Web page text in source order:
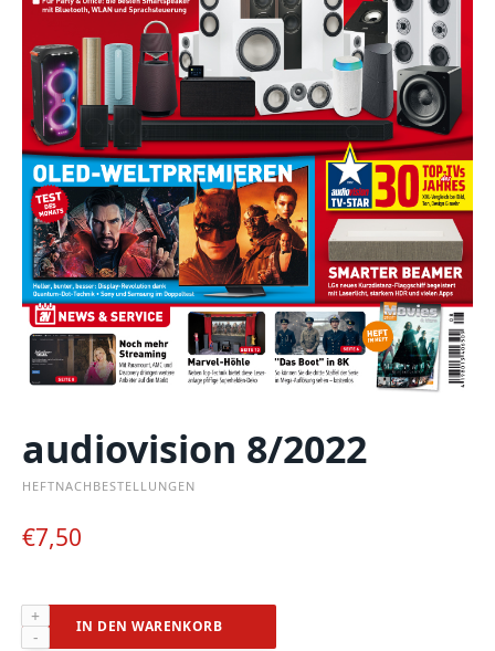
audiovision 8/2022
HEFTNACHBESTELLUNGEN
€7,50
audiovision
8/2022
IN DEN WARENKORB